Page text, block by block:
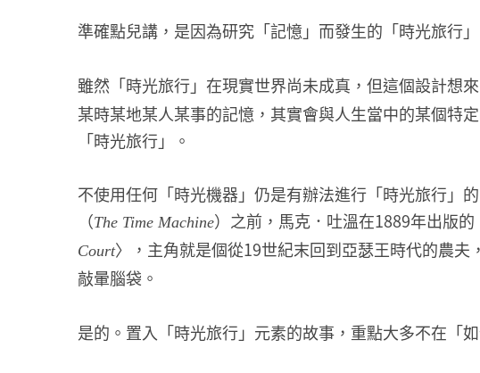
準確點兒講，是因為研究「記憶」而發生的「時光旅行」
雖然「時光旅行」在現實世界尚未成真，但這個設計想
某時某地某人某事的記憶，其實會與人生當中的某個特
「時光旅行」。
不使用任何「時光機器」仍是有辦法進行「時光旅行」
（The Time Machine）之前，馬克．吐溫在1889年出版的
Court〉，主角就是個從19世紀末回到亞瑟王時代的農
敲暈腦袋。
是的。置入「時光旅行」元素的故事，重點大多不在「